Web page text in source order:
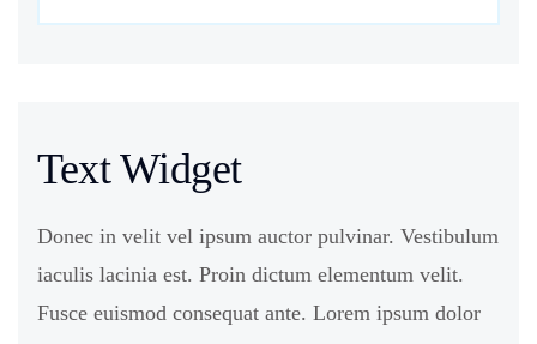
Text Widget
Donec in velit vel ipsum auctor pulvinar. Vestibulum
iaculis lacinia est. Proin dictum elementum velit.
Fusce euismod consequat ante. Lorem ipsum dolor